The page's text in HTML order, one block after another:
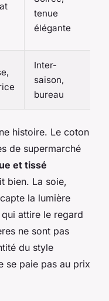
tenue
élégante
Inter-
saison,
bureau
histoire. Le coton
de supermarché
et tissé
bien. La soie,
la lumière
attire le regard
ne sont pas
du style
se paie pas au prix